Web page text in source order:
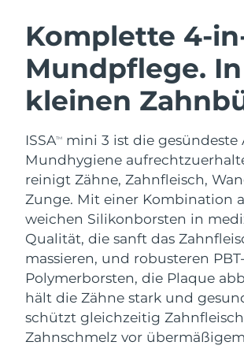
Komplette 4-
Mundpflege.
kleinen
ISSATM
mini 3 ist die gesündeste
Mundhygiene
reinigt Zähne, Zahnfleisch,
Zunge. Mit einer Kombination
weichen Silikonborsten in
Qualität, die sanft das
massieren, und robusteren PBT-
Polymerborsten, die Plaque
hält die Zähne stark und
schützt gleichzeitig
Zahnschmelz vor
Gesichtsreinigung
Anti-aging massage
LUNA™ 4 Plus
Massage, LED heating
LUNA™ 4 Men
For men, anti-aging
Microcurrent toning
BEAR™ 2 go
Microcurrent toning on-
BEAR™ 2 eyes &
Microcurrent line
Hydratisierung
UFO™ 3 Set
Deep facial hydration
UFO™ 3 LED
Near-infrared and red
device
issa™ 4
Hybrid silicone sonic
issa™ 4 plus
Smart hybrid silicone
FAQ™ ANTI-AGING-
Anti-aging LED-
NEW
Österreich Erwartete
Bahrain Erwartete
Belgien Erwartete
Bermuda Erwartete
Bosnien und
Herzegowina
Erwartete
Brunei Darussalam Erwartete
Bulgarien Erwartete
Kanada Erwartete